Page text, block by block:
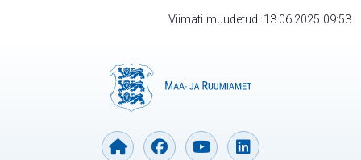
Viimati muudetud: 13.06.2025 09:53